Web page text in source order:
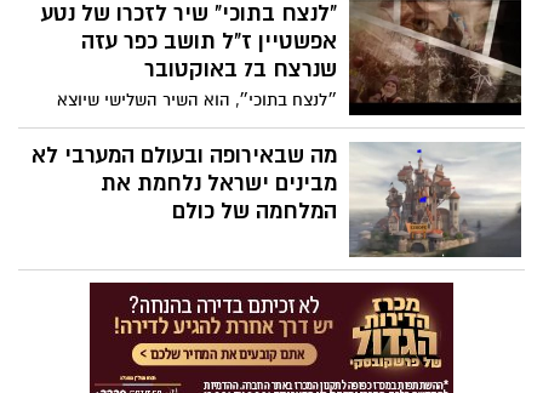
שעשו בסרטון, ניתן לכתוב מילה טובה על
פתק ולהעביר אותה הלאה. צפו בסרטון ותגלו
כיצד מחווה קטנה יכולה לחולל שינוי גדול!
היוצר של ניר וגלי
"לנצח בתוכי" שיר לזכרו של נטע
אפשטיין ז"ל תושב כפר עזה
שנרצח ב7 באוקטובר
״לנצח בתוכי״, הוא השיר השלישי שיוצא
לאור מתוך פרויקט "גיבורים", יצירתם של
גלעד שגב וגלעד שמואלי למען חללי הגבורה
של השביעי לאוקטובר ומלחמת חרבות ברזל.
מה שבאירופה ובעולם המערבי לא
מבינים ישראל נלחמת את
המלחמה של כולם